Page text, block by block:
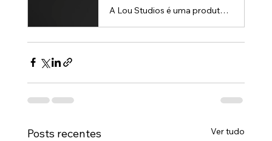
A Lou Studios é uma produtora de vídeos, especializada em animações 3D para lançamento de produtos.
Posts recentes Ver tudo